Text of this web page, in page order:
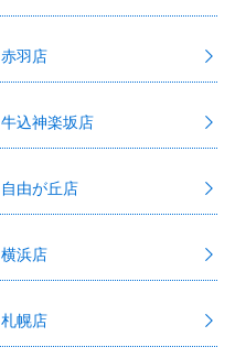
赤羽店
牛込神楽坂店
自由が丘店
横浜店
札幌店